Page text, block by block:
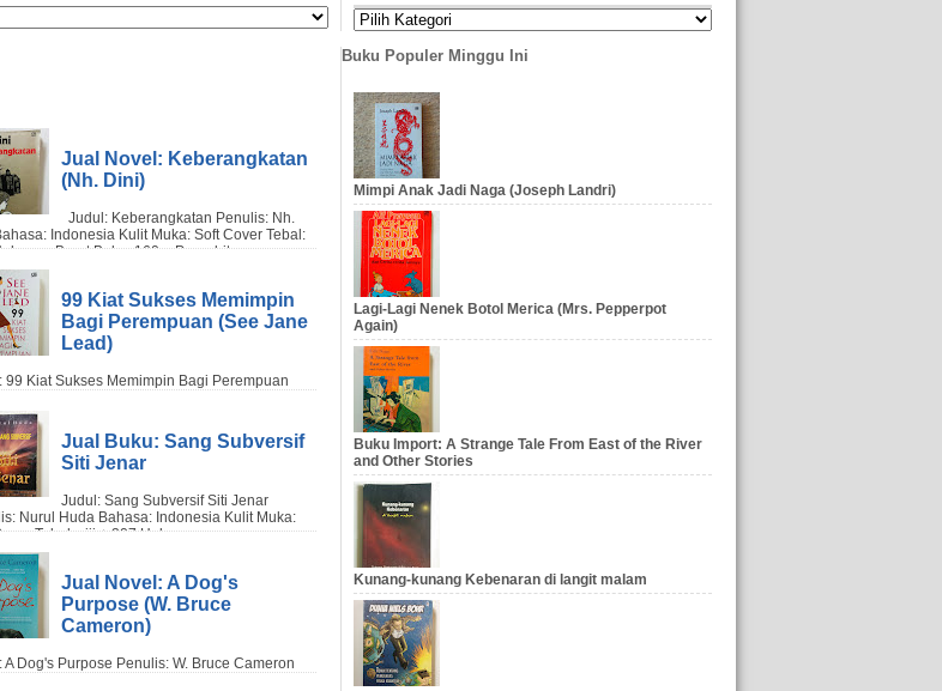
Jual Novel: Keberangkatan
(Nh. Dini)
99 Kiat Sukses Memimpin
Bagi Perempuan (See Jane
Lead)
Jual Buku: Sang Subversif
Siti Jenar
Jual Novel: A Dog's
Purpose (W. Bruce
Cameron)
Buku Populer Minggu Ini
Mimpi Anak Jadi Naga (Joseph Landri)
Lagi-Lagi Nenek Botol Merica (Mrs. Pepperpot
Again)
Buku Import: A Strange Tale From East of the River
and Other Stories
Kunang-kunang Kebenaran di langit malam